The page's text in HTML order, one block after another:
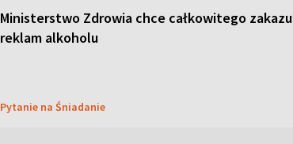
Ministerstwo Zdrowia chce całkowitego zakazu
reklam alkoholu
Pytanie na Śniadanie